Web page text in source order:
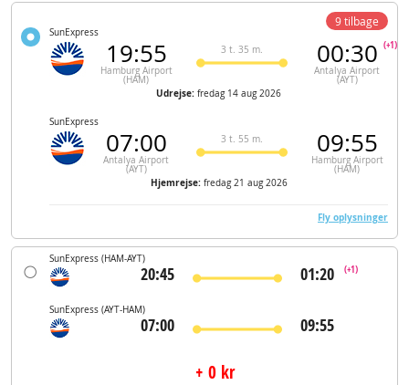
SunExpress
19:55
Hamburg Airport
(HAM)
3 t. 35 m. 00:30
Antalya Airport
(AYT)
(+1)
Udrejse: fredag 14 aug 2026
SunExpress
07:00
Antalya Airport
(AYT)
3 t. 55 m. 09:55
Hamburg Airport
(HAM)
Hjemrejse: fredag 21 aug 2026
9 tilbage
Fly oplysninger
SunExpress (HAM-AYT)
20:45 01:20 (+1)
SunExpress (AYT-HAM)
07:00 09:55
+ 0 kr